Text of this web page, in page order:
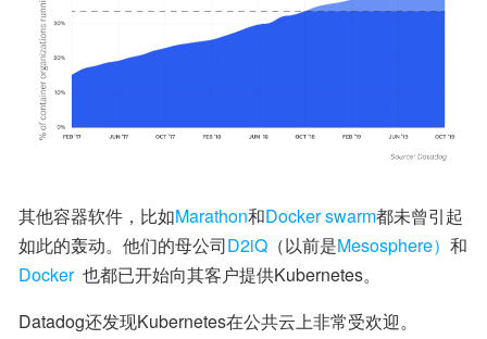
其他容器软件，比如Marathon和Docker swarm都未曾引起
如此的轰动。他们的母公司D2iQ （以前是Mesosphere） 和
Docker 也都已开始向其客户提供Kubernetes。
Datadog还发现Kubernetes在公共云上非常受欢迎。